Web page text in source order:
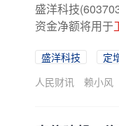
盛洋科技
资金净额将用于
盛洋科技 定
人民财讯
赖小风